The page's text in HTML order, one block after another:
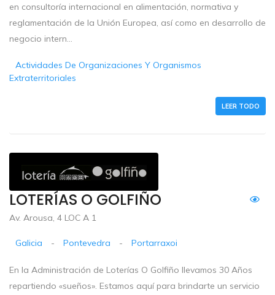
en consultoría internacional en alimentación, normativa y
reglamentación de la Unión Europea, así como en desarrollo de
negocio intern...
Actividades De Organizaciones Y Organismos
Extraterritoriales
LEER TODO
LOTERÍAS O GOLFIÑO
Av. Arousa, 4 LOC A 1
Galicia - Pontevedra - Portarraxoi
En la Administración de Loterías O Golfiño llevamos 30 Años
repartiendo «sueños». Estamos aquí para brindarte un servicio